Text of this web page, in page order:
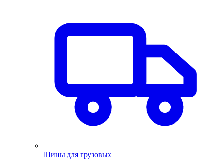
Шины для грузовых